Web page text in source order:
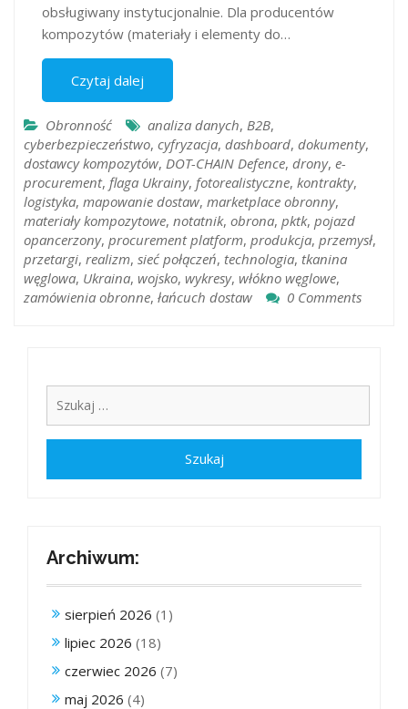
obsługiwany instytucjonalnie. Dla producentów
kompozytów (materiały i elementy do…
Czytaj dalej
Obronność analiza danych, B2B,
cyberbezpieczeństwo, cyfryzacja, dashboard, dokumenty,
dostawcy kompozytów, DOT-CHAIN Defence, drony, e-
procurement, flaga Ukrainy, fotorealistyczne, kontrakty,
logistyka, mapowanie dostaw, marketplace obronny,
materiały kompozytowe, notatnik, obrona, pktk, pojazd
opancerzony, procurement platform, produkcja, przemysł,
przetargi, realizm, sieć połączeń, technologia, tkanina
węglowa, Ukraina, wojsko, wykresy, włókno węglowe,
zamówienia obronne, łańcuch dostaw 0 Comments
Archiwum:
sierpień 2026 (1)
lipiec 2026 (18)
czerwiec 2026 (7)
maj 2026 (4)